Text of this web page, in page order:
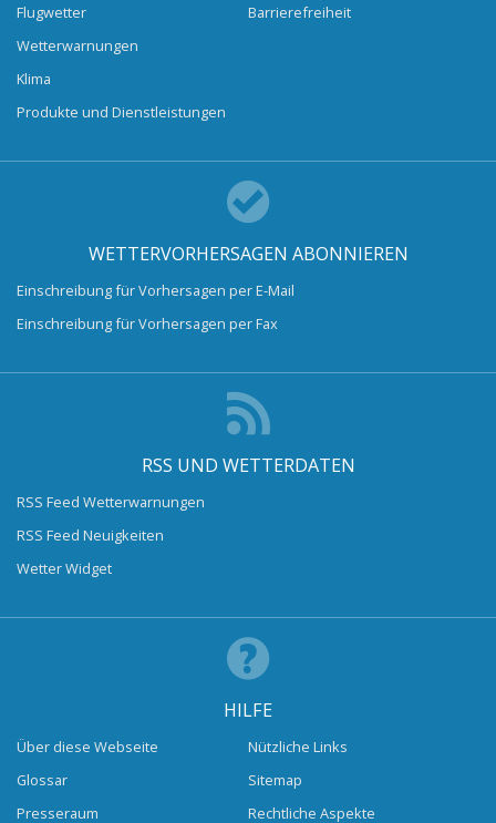
Flugwetter
Wetterwarnungen
Klima
Produkte und Dienstleistungen
Barrierefreiheit
WETTERVORHERSAGEN ABONNIEREN
Einschreibung für Vorhersagen per E-Mail
Einschreibung für Vorhersagen per Fax
RSS UND WETTERDATEN
RSS Feed Wetterwarnungen
RSS Feed Neuigkeiten
Wetter Widget
HILFE
Über diese Webseite
Glossar
Presseraum
Nützliche Links
Sitemap
Rechtliche Aspekte